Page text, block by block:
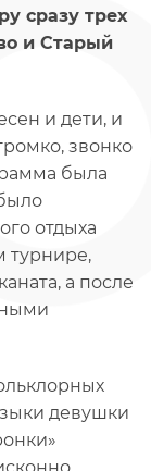
сразу трех
и Старый
и дети, и
звонко
была
отдыха
турнире,
а после
девушки